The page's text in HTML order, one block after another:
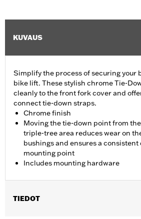
KUVAUS
Simplify the process of securing your
bike lift. These stylish chrome Tie-
cleanly to the front fork cover and
connect tie-down straps.
Chrome finish
Moving the tie-down point from
triple-tree area reduces wear on
bushings and ensures a consistent
mounting point
Includes mounting hardware
TIEDOT